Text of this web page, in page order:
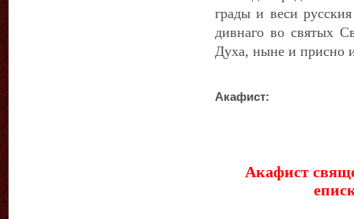
грады и веси
дивнаго во святых
Духа, ныне и присно
Акафист:
Акафист